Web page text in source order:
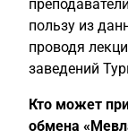
пользу из
проводя
заведений
Кто может
обмена